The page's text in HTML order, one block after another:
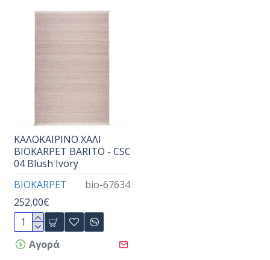
BIOKARPET bio-67634
ΚΑΛΟΚΑΙΡΙΝΟ ΧΑΛΙ
BIOKARPET BARITO - CSC
04 Blush Ivory
252,00€
Αγορά